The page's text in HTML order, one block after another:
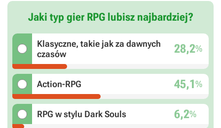
Jaki typ gier RPG lubisz najbardziej?
Klasyczne, takie jak za dawnych
czasów
28,2%
Action-RPG 45,1%
RPG w stylu Dark Souls 6,2%